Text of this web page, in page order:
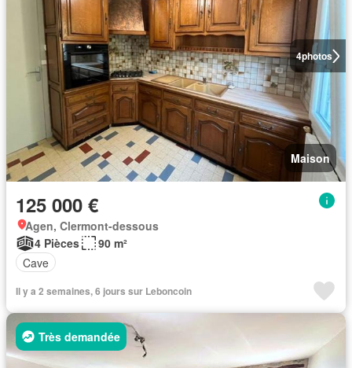
4photos
Maison
125 000 €
Agen, Clermont-dessous
4 Pièces
90 m²
Cave
Il y a 2 semaines, 6 jours sur Leboncoin
Très demandée